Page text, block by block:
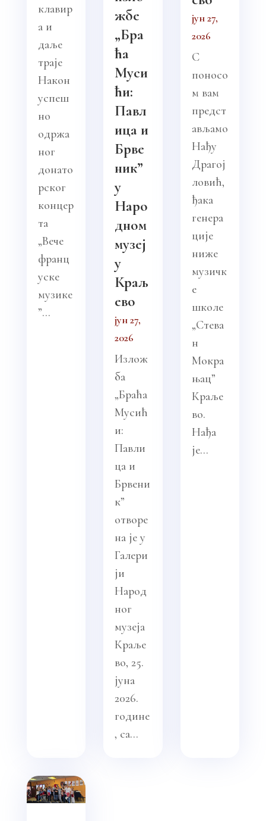
клавир
а и
даље
траје
Након
успеш
но
одржа
ног
донато
рског
концер
та
„Вече
франц
уске
музике
”...
жбе
„Бра
ћа
Муси
ћи:
Павл
ица и
Брве
ник”
у
Наро
дном
музеј
у
Краљ
ево
јун 27,
2026
Излож
ба
„Браћа
Мусић
и:
Павли
ца и
Брвени
к”
отворе
на је у
Галери
ји
Народ
ног
музеја
Краље
во, 25.
јуна
2026.
године
, са...
јун 27,
2026
С
поносо
м вам
предст
ављамо
Нађу
Драгој
ловић,
ђака
генера
ције
ниже
музичк
е
школе
„Стева
н
Мокра
њац”
Краље
во.
Нађа
је...